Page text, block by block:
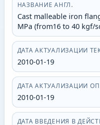
НАЗВАНИЕ АНГЛ.
Cast malleable iron
MPa (from16 to 40 kgf/
ДАТА АКТУАЛИЗАЦИИ
2010-01-19
ДАТА АКТУАЛИЗАЦИИ
2010-01-19
ДАТА ВВЕДЕНИЯ В